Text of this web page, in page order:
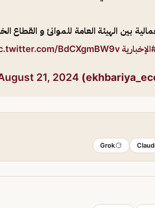
بين الهيئة العامة للموانئ و
BdCXgmBW9v
21, 2024
Grok